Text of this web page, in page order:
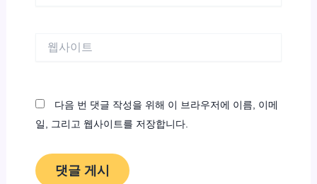
다음 번 댓글 작성을 위해 이 브라우저에 이름, 이메
일, 그리고 웹사이트를 저장합니다.